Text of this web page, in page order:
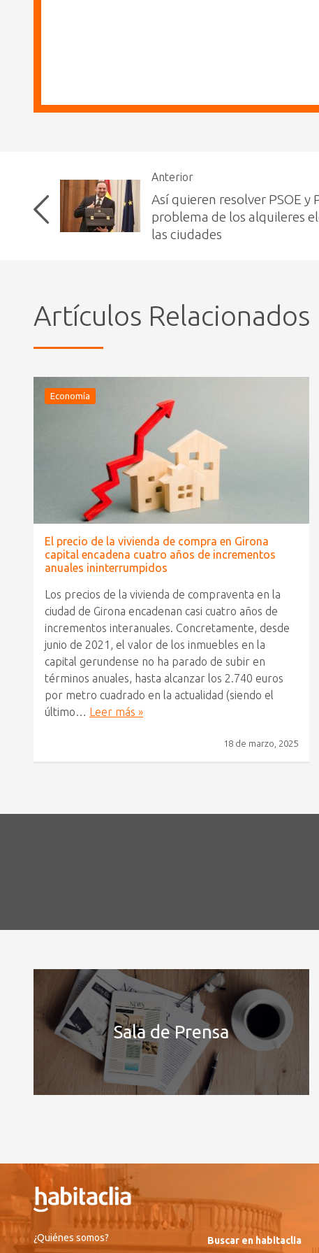
Anterior
Así quieren resolver PSOE y
problema de los alquileres
las ciudades
Artículos Relacionados
Economía
El precio de la vivienda de compra en Girona
capital encadena cuatro años de incrementos
anuales ininterrumpidos
Los precios de la vivienda de compraventa en la
ciudad de Girona encadenan casi cuatro años de
incrementos interanuales. Concretamente, desde
junio de 2021, el valor de los inmuebles en la
capital gerundense no ha parado de subir en
términos anuales, hasta alcanzar los 2.740 euros
por metro cuadrado en la actualidad (siendo el
último… Leer más »
18 de marzo, 2025
Sala de Prensa
¿Quiénes somos?
Buscar en habitaclia